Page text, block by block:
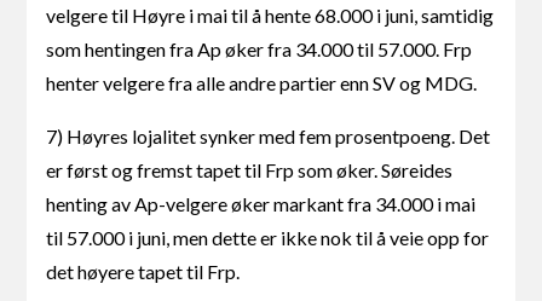
velgere til Høyre i mai til å hente 68.000 i juni, samtidig
som hentingen fra Ap øker fra 34.000 til 57.000. Frp
henter velgere fra alle andre partier enn SV og MDG.
7) Høyres lojalitet synker med fem prosentpoeng. Det
er først og fremst tapet til Frp som øker. Søreides
henting av Ap-velgere øker markant fra 34.000 i mai
til 57.000 i juni, men dette er ikke nok til å veie opp for
det høyere tapet til Frp.